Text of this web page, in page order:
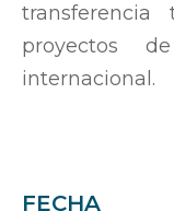
proyectos
internacional.
FECHA